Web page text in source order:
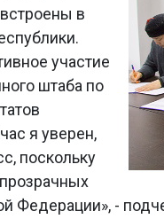
в
участие
штаба по
я уверен,
поскольку
Федерации», -